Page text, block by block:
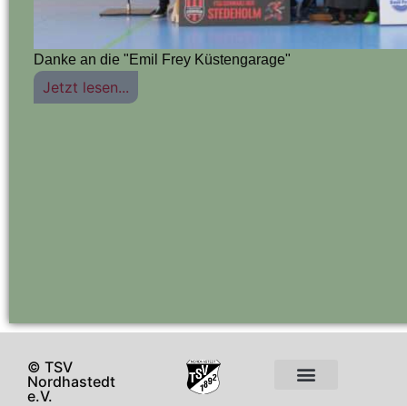
Danke an die "Emil Frey Küstengarage"
Jetzt lesen...
© TSV
Nordhastedt
e.V.